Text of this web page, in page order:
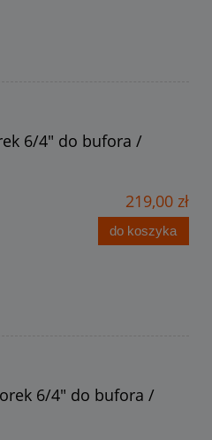
6/4" do bufora /
219,00 zł
do koszyka
6/4" do bufora /